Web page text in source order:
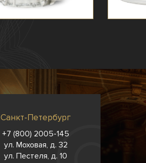
Санкт-Петербург
+7 (800) 2005-145
ул. Моховая, д. 32
ул. Пестеля, д. 10